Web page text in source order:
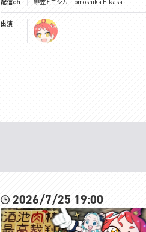
出演
2026/7/25 19:00